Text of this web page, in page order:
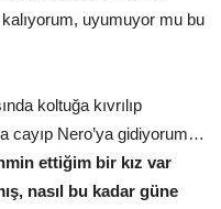
kalıyorum, uyumuyor mu bu
koltuğa kıvrılıp
cayıp Nero’ya gidiyorum…
ettiğim bir kız var
nasıl bu kadar güne